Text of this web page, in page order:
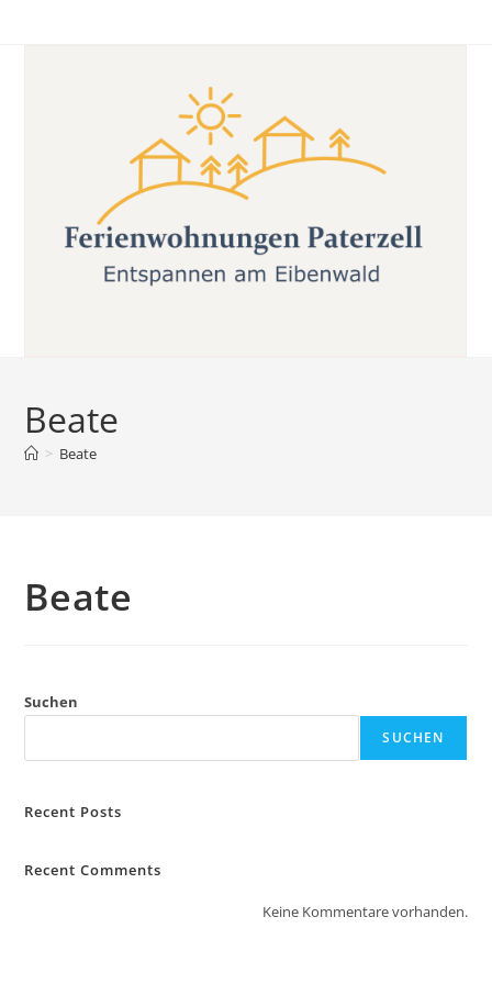
Inhalt
Beate
> Beate
Beate
Suchen
SUCHEN
Recent Posts
Recent Comments
Keine Kommentare vorhanden.